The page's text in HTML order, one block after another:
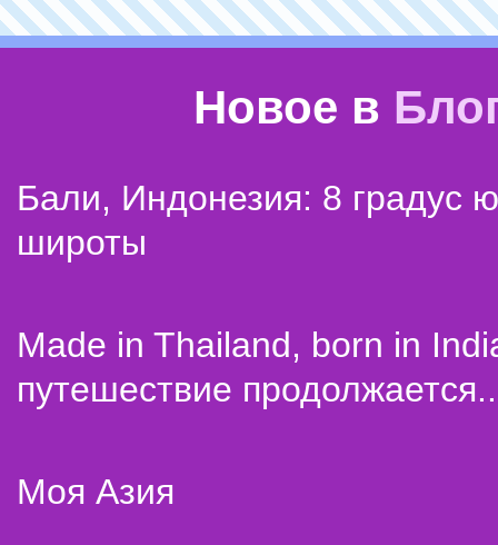
Новое в
Бали, Индонезия: 8 градус
широты
Made in Thailand, born in
путешествие
Моя Азия